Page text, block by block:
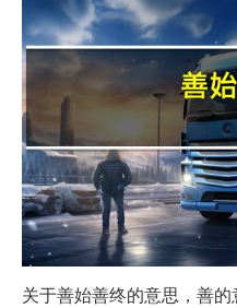
关于善始善终的意思，善